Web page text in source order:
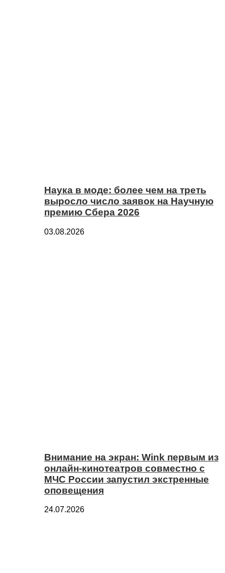
Наука в моде: более чем на треть
выросло число заявок на Научную
премию Сбера 2026
03.08.2026
Внимание на экран: Wink первым из
онлайн-кинотеатров совместно с
МЧС России запустил экстренные
оповещения
24.07.2026